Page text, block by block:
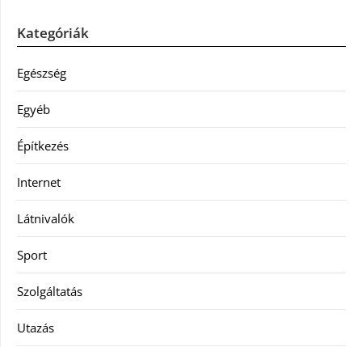
Kategóriák
Egészség
Egyéb
Építkezés
Internet
Látnivalók
Sport
Szolgáltatás
Utazás